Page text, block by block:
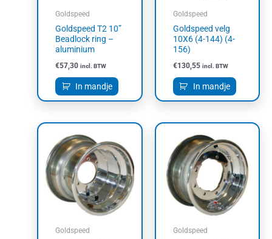
Goldspeed
Goldspeed T2 10”
Beadlock ring –
aluminium
€57,30 incl. BTW
In mandje
Goldspeed
Goldspeed velg
10X6 (4-144) (4-
156)
€130,55 incl. BTW
In mandje
Goldspeed Goldspeed